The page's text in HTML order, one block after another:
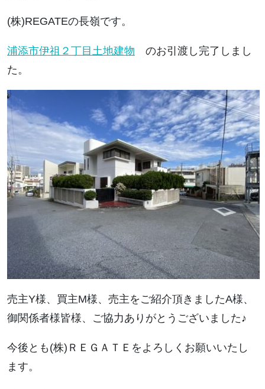
(株)REGATEの長嶺です。
浦添市伊祖２丁目土地建物 のお引渡し完了しまし
た。
売主Y様、買主M様、売主をご紹介頂きましたA様、
御関係者様皆様、ご協力ありがとうございました♪
今後とも(株)ＲＥＧＡＴＥをよろしくお願いいたし
ます。